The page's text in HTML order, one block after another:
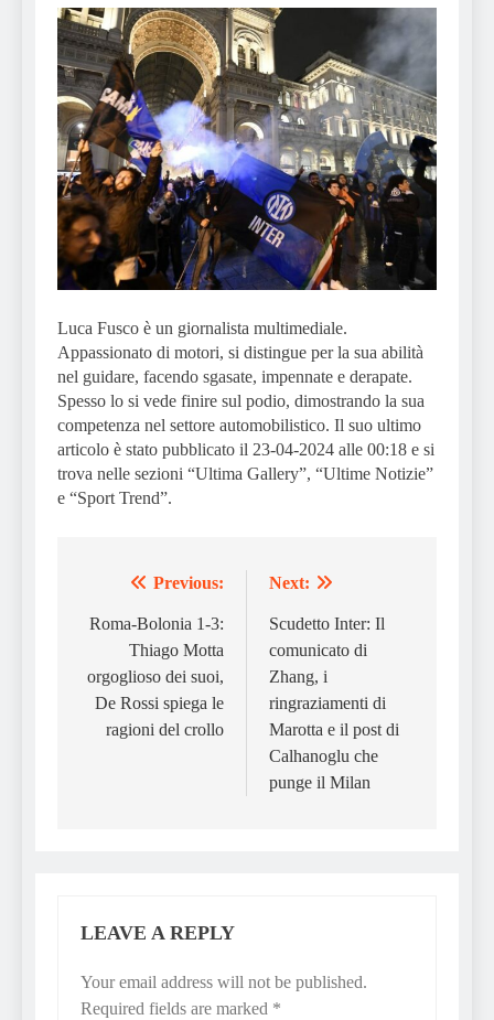
Luca Fusco è un giornalista multimediale.
Appassionato di motori, si distingue per la sua abilità
nel guidare, facendo sgasate, impennate e derapate.
Spesso lo si vede finire sul podio, dimostrando la sua
competenza nel settore automobilistico. Il suo ultimo
articolo è stato pubblicato il 23-04-2024 alle 00:18 e si
trova nelle sezioni “Ultima Gallery”, “Ultime Notizie”
e “Sport Trend”.
navigation
Previous:
Roma-Bolonia 1-3:
Thiago Motta
orgoglioso dei suoi,
De Rossi spiega le
ragioni del crollo
Next:
Scudetto Inter: Il
comunicato di
Zhang, i
ringraziamenti di
Marotta e il post di
Calhanoglu che
punge il Milan
LEAVE A REPLY
Your email address will not be published.
Required fields are marked *